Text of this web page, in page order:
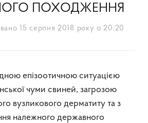
ПОХОДЖЕННЯ
15 серпня 2018 року о 20:20
чуми свиней, загрозою
вузликового дерматиту та з
належного державного